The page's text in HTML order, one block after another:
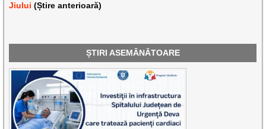
Jiului (Știre anterioară)
ȘTIRI ASEMĂNĂTOARE